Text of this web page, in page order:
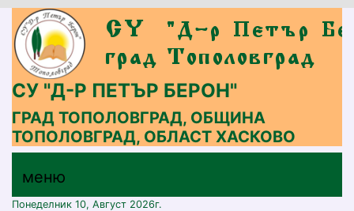
СУ "Д-Р ПЕТЪР БЕРОН"
ГРАД ТОПОЛОВГРАД, ОБЩИНА
ТОПОЛОВГРАД, ОБЛАСТ ХАСКОВО
меню горно
меню
меню
Понеделник 10, Август 2026г.